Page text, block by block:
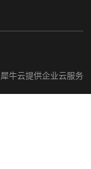
犀牛云提供企业云服务